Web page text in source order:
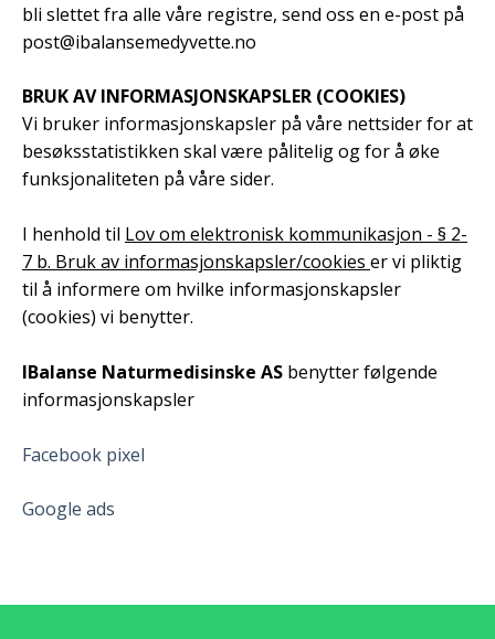
bli slettet fra alle våre registre, send oss en e-post på
post@ibalansemedyvette.no
BRUK AV INFORMASJONSKAPSLER (COOKIES)
Vi bruker informasjonskapsler på våre nettsider for at
besøksstatistikken skal være pålitelig og for å øke
funksjonaliteten på våre sider.
I henhold til Lov om elektronisk kommunikasjon - § 2-
7 b. Bruk av informasjonskapsler/cookies er vi pliktig
til å informere om hvilke informasjonskapsler
(cookies) vi benytter.
IBalanse Naturmedisinske AS benytter følgende
informasjonskapsler
Facebook pixel
Google ads